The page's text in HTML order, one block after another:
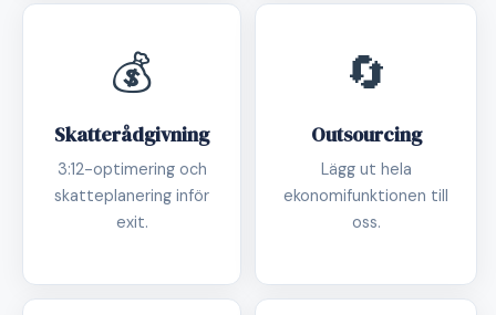
💰
Skatterådgivning
3:12-optimering och
skatteplanering inför
exit.
🔄
Outsourcing
Lägg ut hela
ekonomifunktionen till
oss.